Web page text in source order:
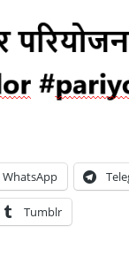
WhatsApp
Tumblr